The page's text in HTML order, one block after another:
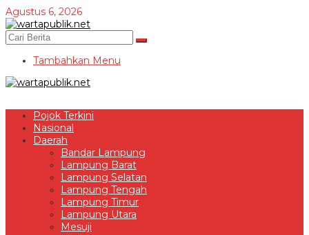
Lewati
ke
konten
Agustus 6, 2026
Tambahkan Menu
Pojok Terkini
Nasional
Daerah
Bandar Lampung
Lampung Barat
Lampung Selatan
Lampung Tengah
Lampung Timur
Lampung Utara
Mesuji